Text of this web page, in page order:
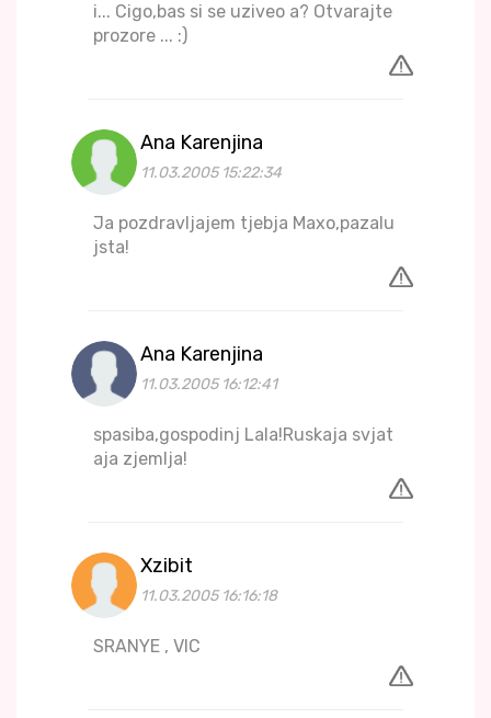
i... Cigo,bas si se uziveo a? Otvarajte
prozore ... :)
Ana Karenjina
11.03.2005 15:22:34
Ja pozdravljajem tjebja Maxo,pazalu
jsta!
Ana Karenjina
11.03.2005 16:12:41
spasiba,gospodinj Lala!Ruskaja svjat
aja zjemlja!
Xzibit
11.03.2005 16:16:18
SRANYE , VIC